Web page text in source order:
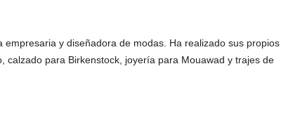
empresaria y diseñadora de modas. Ha realizado sus propios
calzado para Birkenstock, joyería para Mouawad y trajes de